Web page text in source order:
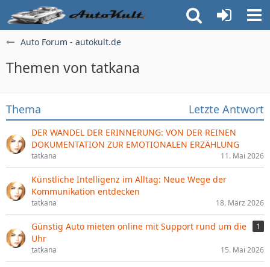
Auto Forum - autokult.de
Themen von tatkana
Thema Letzte Antwort
DER WANDEL DER ERINNERUNG: VON DER REINEN
DOKUMENTATION ZUR EMOTIONALEN ERZÄHLUNG
tatkana 11. Mai 2026
Künstliche Intelligenz im Alltag: Neue Wege der
Kommunikation entdecken
tatkana 18. März 2026
Günstig Auto mieten online mit Support rund um die
Uhr
1
tatkana 15. Mai 2026